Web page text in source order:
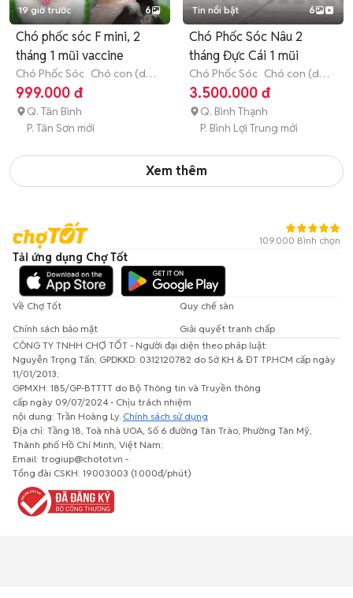
19 giờ trước 6
Chó phốc sóc F mini, 2
tháng 1 mũi vaccine
Chó Phốc Sóc Chó con (dưới
3 tháng tuổi)
999.000 đ
Q. Tân Bình
P. Tân Sơn mới
Tin nổi bật 6
Chó Phốc Sóc Nâu 2
tháng Đực Cái 1 mũi
Chó Phốc Sóc Chó con (dưới
3 tháng tuổi)
3.500.000 đ
Q. Bình Thạnh
P. Bình Lợi Trung mới
Xem thêm
109.000 Bình chọn
Tải ứng dụng Chợ Tốt
Về Chợ Tốt
Quy chế sàn
Chính sách bảo mật
Giải quyết tranh chấp
CÔNG TY TNHH CHỢ TỐT - Người đại diện theo pháp luật:
Nguyễn Trọng Tấn; GPDKKD: 0312120782 do Sở KH & ĐT TP.HCM cấp ngày
11/01/2013;
GPMXH: 185/GP-BTTTT do Bộ Thông tin và Truyền thông
cấp ngày 09/07/2024 - Chịu trách nhiệm
nội dung: Trần Hoàng Ly. Chính sách sử dụng
Địa chỉ: Tầng 18, Toà nhà UOA, Số 6 đường Tân Trào, Phường Tân Mỹ,
Thành phố Hồ Chí Minh, Việt Nam;
Email: trogiup@chotot.vn -
Tổng đài CSKH: 19003003 (1.000đ/phút)